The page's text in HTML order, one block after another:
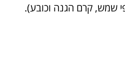
שמש, קרם הגנה וכובע).